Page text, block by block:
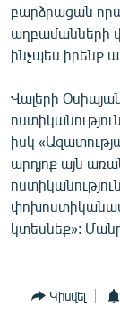
բարձրացան
աղբամանների
ինչպես իրենք
Վալերի
իսկ
արդյոք այն
կտեսնեք»:
Կիսվել